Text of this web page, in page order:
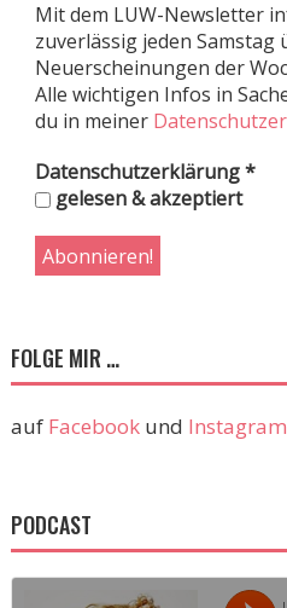
Mit dem LUW-Newsletter
zuverlässig jeden Samstag
Neuerscheinungen der
Alle wichtigen Infos in
du in meiner
Datenschutzerklärung*
gelesen & akzeptiert
FOLGE MIR …
auf Facebookund Instagram
PODCAST